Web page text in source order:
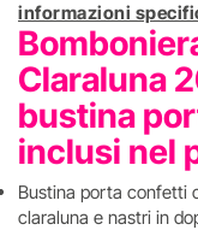
informazioni
Claraluna
bustina
inclusi nel
Bustina porta confetti
claraluna e nastri in